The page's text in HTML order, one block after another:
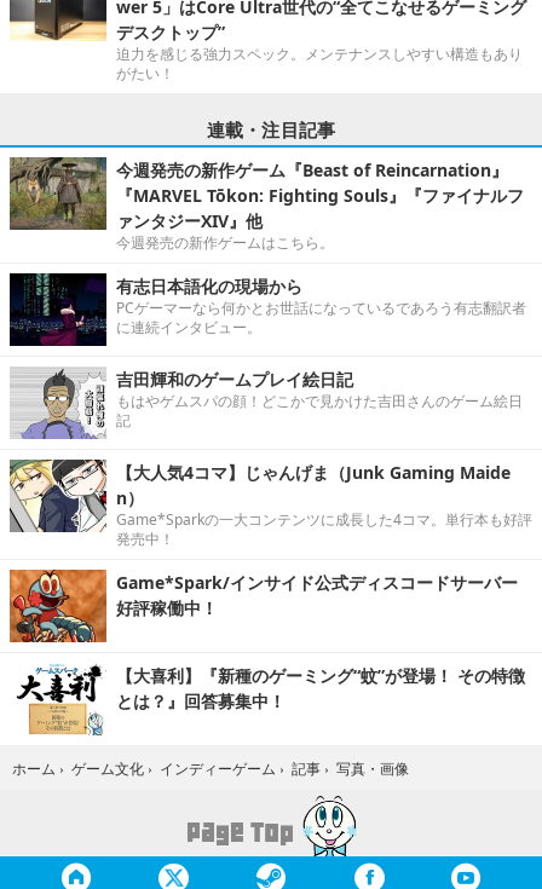
wer 5」はCore Ultra世代の“全てこなせるゲーミング
デスクトップ”
迫力を感じる強力スペック。メンテナンスしやすい構造もあり
がたい！
連載・注目記事
今週発売の新作ゲーム『Beast of Reincarnation』
『MARVEL Tōkon: Fighting Souls』『ファイナルフ
ァンタジーXIV』他
今週発売の新作ゲームはこちら。
有志日本語化の現場から
PCゲーマーなら何かとお世話になっているであろう有志翻訳者
に連続インタビュー。
吉田輝和のゲームプレイ絵日記
もはやゲムスパの顔！どこかで見かけた吉田さんのゲーム絵日
記
【大人気4コマ】じゃんげま（Junk Gaming Maide
n）
Game*Sparkの一大コンテンツに成長した4コマ。単行本も好評
発売中！
Game*Spark/インサイド公式ディスコードサーバー
好評稼働中！
【大喜利】『新種のゲーミング“蚊”が登場！ その特徴
とは？』回答募集中！
ホーム › ゲーム文化 › インディーゲーム › 記事 › 写真・画像